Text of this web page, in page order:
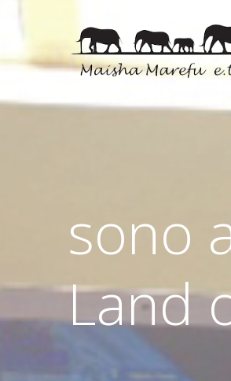
sono
Land